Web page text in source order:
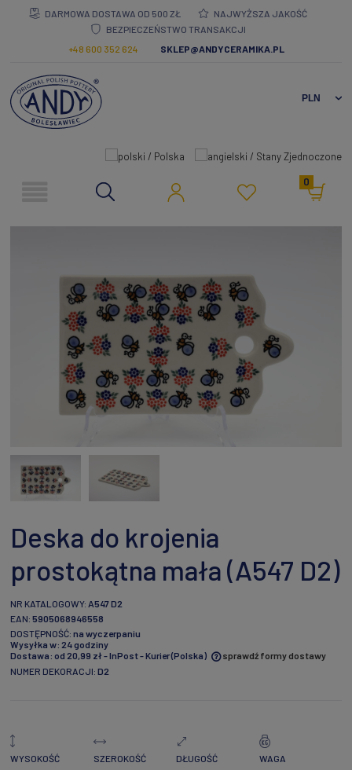
DARMOWA DOSTAWA OD 500 ZŁ
NAJWYŻSZA JAKOŚĆ
BEZPIECZEŃSTWO TRANSAKCJI
+48 600 352 624
SKLEP@ANDYCERAMIKA.PL
0
Deska do krojenia
prostokątna mała (A547 D2)
NR KATALOGOWY: A547 D2
EAN: 5905068946558
DOSTĘPNOŚĆ: na wyczerpaniu
Wysyłka w: 24 godziny
Dostawa: od 20,99 zł- InPost - Kurier(Polska)
Cena nie zawiera ewentualnych kosztów płatności
sprawdź formy dostawy
NUMER DEKORACJI: D2
WYSOKOŚĆ SZEROKOŚĆ DŁUGOŚĆ WAGA